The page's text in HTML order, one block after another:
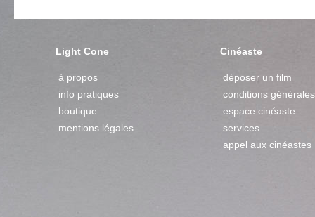
Light Cone
à propos
info pratiques
boutique
mentions légales
Cinéaste
déposer un film
conditions générales
espace cinéaste
services
appel aux cinéastes